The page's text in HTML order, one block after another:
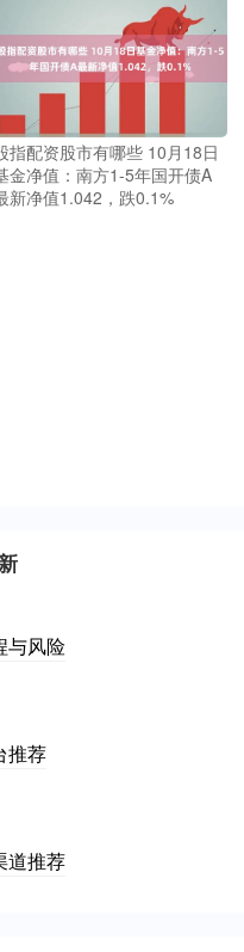
指配资股市有哪些 10月18日
金净值：南方1-5年国开债A
新净值1.042，跌0.1%
与风险
推荐
道推荐